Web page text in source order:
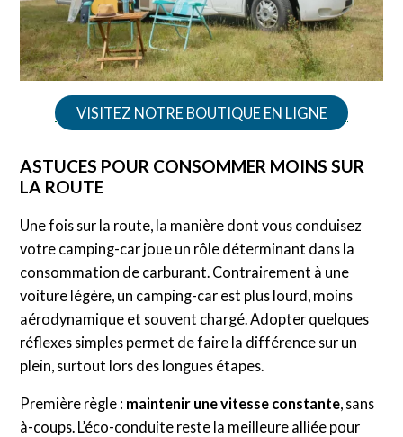
VISITEZ NOTRE BOUTIQUE EN LIGNE
ASTUCES POUR CONSOMMER MOINS SUR
LA ROUTE
Une fois sur la route, la manière dont vous conduisez
votre camping-car joue un rôle déterminant dans la
consommation de carburant. Contrairement à une
voiture légère, un camping-car est plus lourd, moins
aérodynamique et souvent chargé. Adopter quelques
réflexes simples permet de faire la différence sur un
plein, surtout lors des longues étapes.
Première règle : maintenir une vitesse constante, sans
à-coups. L’éco-conduite reste la meilleure alliée pour